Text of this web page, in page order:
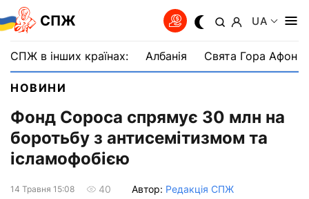
СПЖ UA
СПЖ в інших країнах: Албанія Свята Гора Афон
НОВИНИ
Фонд Сороса спрямує 30 млн на
боротьбу з антисемітизмом та
ісламофобією
14 Травня 15:08 40 Автор: Редакція СПЖ